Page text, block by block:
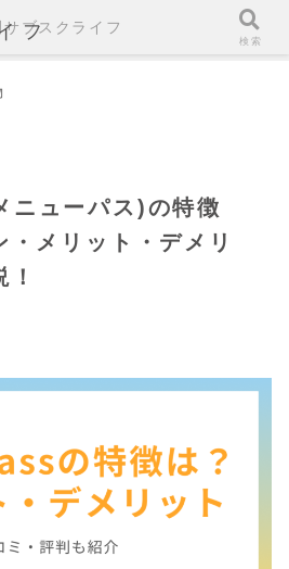
フ
ューパス)の特徴
・メリット・デメリ
サブスクライフ
検索